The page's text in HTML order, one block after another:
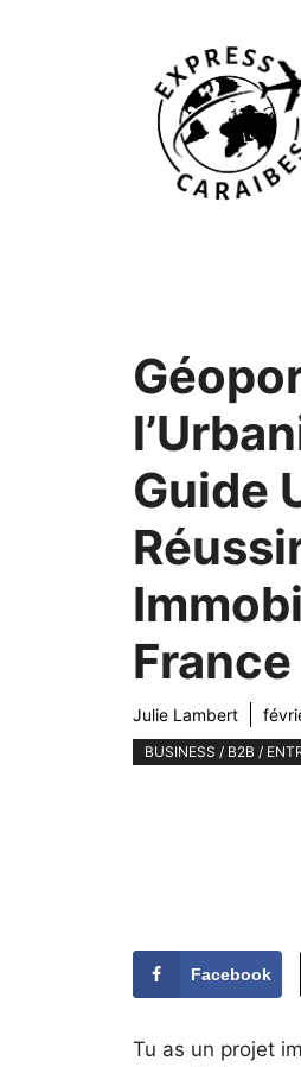
Guide
France
Julie Lambert
BUSINESS / B2B /
Facebook
Tu as un projet